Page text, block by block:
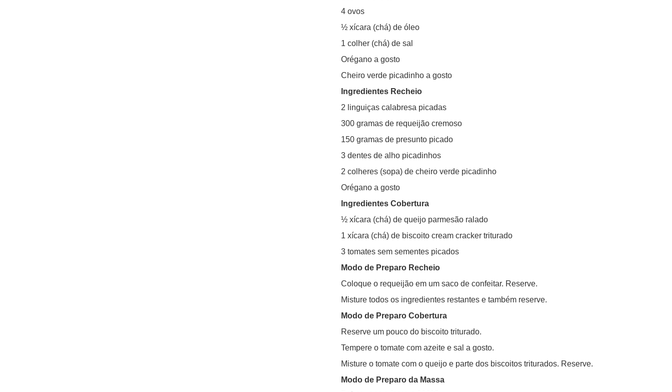
4 ovos
½ xícara (chá) de óleo
1 colher (chá) de sal
Orégano a gosto
Cheiro verde picadinho a gosto
Ingredientes Recheio
2 linguiças calabresa picadas
300 gramas de requeijão cremoso
150 gramas de presunto picado
3 dentes de alho picadinhos
2 colheres (sopa) de cheiro verde picadinho
Orégano a gosto
Ingredientes Cobertura
½ xícara (chá) de queijo parmesão ralado
1 xícara (chá) de biscoito cream cracker triturado
3 tomates sem sementes picados
Modo de Preparo Recheio
Coloque o requeijão em um saco de confeitar. Reserve.
Misture todos os ingredientes restantes e também reserve.
Modo de Preparo Cobertura
Reserve um pouco do biscoito triturado.
Tempere o tomate com azeite e sal a gosto.
Misture o tomate com o queijo e parte dos biscoitos triturados. Reserve.
Modo de Preparo da Massa